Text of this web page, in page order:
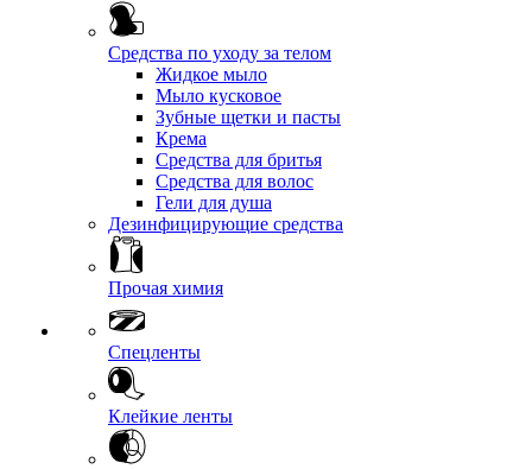
Средства по уходу за телом
Жидкое мыло
Мыло кусковое
Зубные щетки и пасты
Крема
Средства для бритья
Средства для волос
Гели для душа
Дезинфицирующие средства
Прочая химия
Спецленты
Клейкие ленты